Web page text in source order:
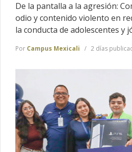
De la pantalla a la agresión:
odio y contenido violento en
la conducta de adolescentes y
Por Campus Mexicali 2 días